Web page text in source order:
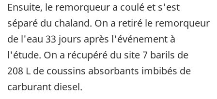
Ensuite, le remorqueur a coulé et s'est
séparé du chaland. On a retiré le remorqueur
de l'eau 33 jours après l'événement à
l'étude. On a récupéré du site 7 barils de
208 L de coussins absorbants imbibés de
carburant diesel.